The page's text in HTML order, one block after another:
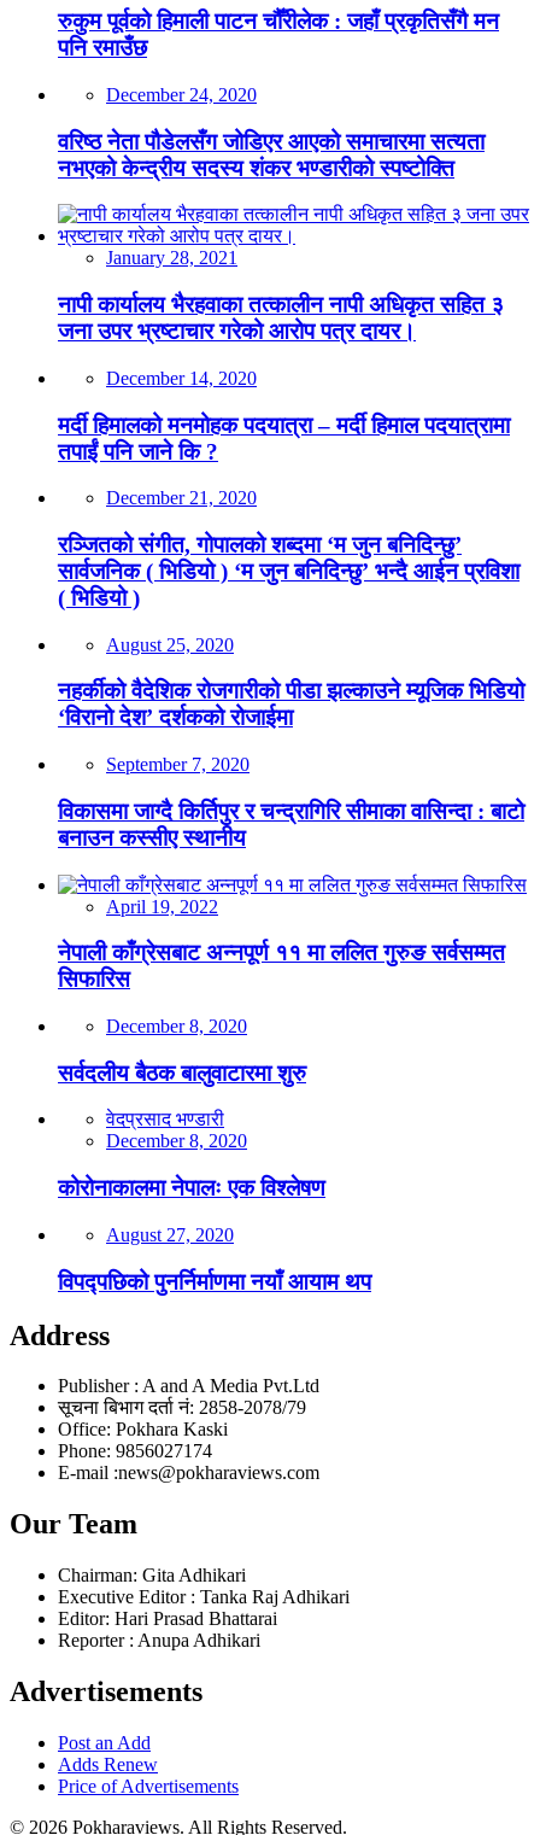
रुकुम पूर्वको हिमाली पाटन चौँरीलेक : जहाँ प्रकृतिसँगै मन
पनि रमाउँछ
December 24, 2020
वरिष्ठ नेता पौडेलसँग जोडिएर आएको समाचारमा सत्यता
नभएको केन्द्रीय सदस्य शंकर भण्डारीको स्पष्टोक्ति
January 28, 2021
नापी कार्यालय भैरहवाका तत्कालीन नापी अधिकृत सहित ३
जना उपर भ्रष्टाचार गरेको आरोप पत्र दायर।
December 14, 2020
मर्दी हिमालको मनमोहक पदयात्रा – मर्दी हिमाल पदयात्रामा
तपाईं पनि जाने कि ?
December 21, 2020
रञ्जितको संगीत, गोपालको शब्दमा ‘म जुन बनिदिन्छु’
सार्वजनिक ( भिडियो ) ‘म जुन बनिदिन्छु’ भन्दै आईन प्रविशा
( भिडियो )
August 25, 2020
नहर्कीको वैदेशिक रोजगारीको पीडा झल्काउने म्यूजिक भिडियो
‘विरानो देश’ दर्शकको रोजाईमा
September 7, 2020
विकासमा जाग्दै किर्तिपुर र चन्द्रागिरि सीमाका वासिन्दा : बाटो
बनाउन कस्सीए स्थानीय
April 19, 2022
नेपाली काँग्रेसबाट अन्नपूर्ण ११ मा ललित गुरुङ सर्वसम्मत
सिफारिस
December 8, 2020
सर्वदलीय बैठक बालुवाटारमा शुरु
वेदप्रसाद भण्डारी
December 8, 2020
कोरोनाकालमा नेपालः एक विश्लेषण
August 27, 2020
विपद्पछिको पुनर्निर्माणमा नयाँ आयाम थप
Address
Publisher : A and A Media Pvt.Ltd
सूचना बिभाग दर्ता नं: 2858-2078/79
Office: Pokhara Kaski
Phone: 9856027174
E-mail :news@pokharaviews.com
Our Team
Chairman: Gita Adhikari
Executive Editor : Tanka Raj Adhikari
Editor: Hari Prasad Bhattarai
Reporter : Anupa Adhikari
Advertisements
Post an Add
Adds Renew
Price of Advertisements
© 2026 Pokharaviews. All Rights Reserved.